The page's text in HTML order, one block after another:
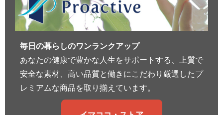
毎日の暮らしのワンランクアップ
あなたの健康で豊かな人生をサポートする、上質で
安全な素材、高い品質と働きにこだわり厳選したプ
レミアムな商品を取り揃えています。